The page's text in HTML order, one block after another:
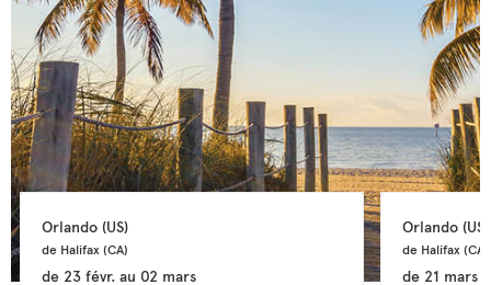
Orlando (US)
de Halifax (CA)
de 23 févr.au 02 mars
Orlando (US)
de Halifax (CA)
de 21 mars